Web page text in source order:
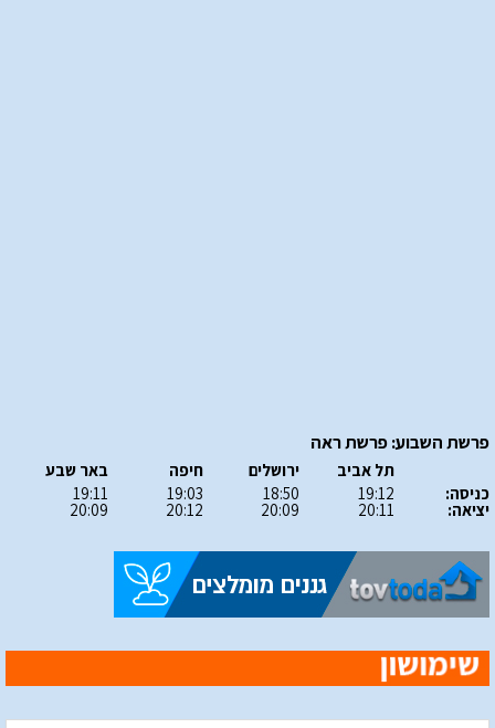
פרשת השבוע: פרשת ראה
כניסה:
יציאה:
תל אביב
19:12
20:11
ירושלים
18:50
20:09
חיפה
19:03
20:12
באר שבע
19:11
20:09